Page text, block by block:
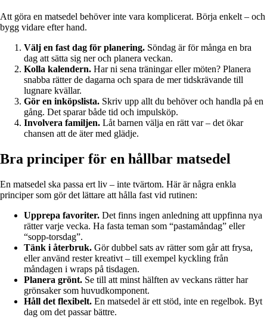
Att göra en matsedel behöver inte vara komplicerat. Börja enkelt – och
bygg vidare efter hand.
Välj en fast dag för planering. Söndag är för många en bra
dag att sätta sig ner och planera veckan.
Kolla kalendern. Har ni sena träningar eller möten? Planera
snabba rätter de dagarna och spara de mer tidskrävande till
lugnare kvällar.
Gör en inköpslista. Skriv upp allt du behöver och handla på en
gång. Det sparar både tid och impulsköp.
Involvera familjen. Låt barnen välja en rätt var – det ökar
chansen att de äter med glädje.
Bra principer för en hållbar matsedel
En matsedel ska passa ert liv – inte tvärtom. Här är några enkla
principer som gör det lättare att hålla fast vid rutinen:
Upprepa favoriter. Det finns ingen anledning att uppfinna nya
rätter varje vecka. Ha fasta teman som “pastamåndag” eller
“sopp-torsdag”.
Tänk i återbruk. Gör dubbel sats av rätter som går att frysa,
eller använd rester kreativt – till exempel kyckling från
måndagen i wraps på tisdagen.
Planera grönt. Se till att minst hälften av veckans rätter har
grönsaker som huvudkomponent.
Håll det flexibelt. En matsedel är ett stöd, inte en regelbok. Byt
dag om det passar bättre.